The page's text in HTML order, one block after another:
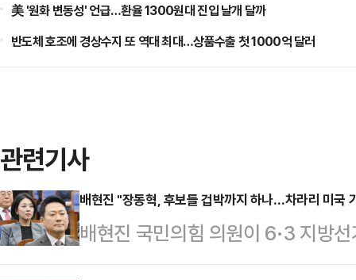
美 '원화 변동성' 언급…환율 1300원대 진입 날개 달까
반도체 호조에 경상수지 또 역대 최대…상품수출 첫 1000억 달러
관련기사
배현진 "장동혁, 후보들 겁박까지 하나…차라리 미국
배현진 국민의힘 의원이 6·3 지방
교체하겠다고 엄포를 놓은 장동혁